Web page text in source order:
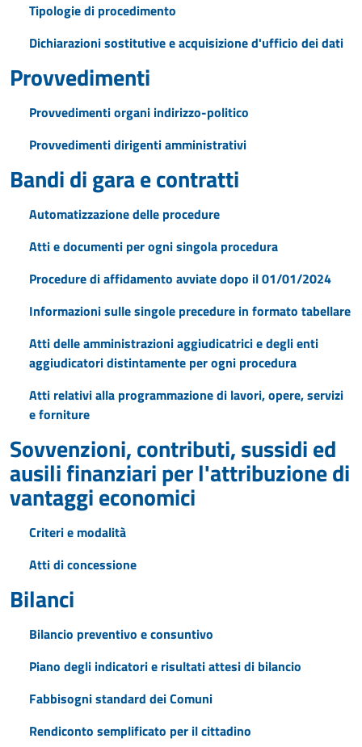
Tipologie di procedimento
Dichiarazioni sostitutive e acquisizione d'ufficio dei dati
Provvedimenti
Provvedimenti organi indirizzo-politico
Provvedimenti dirigenti amministrativi
Bandi di gara e contratti
Automatizzazione delle procedure
Atti e documenti per ogni singola procedura
Procedure di affidamento avviate dopo il 01/01/2024
Informazioni sulle singole precedure in formato tabellare
Atti delle amministrazioni aggiudicatrici e degli enti
aggiudicatori distintamente per ogni procedura
Atti relativi alla programmazione di lavori, opere, servizi
e forniture
Sovvenzioni, contributi, sussidi ed
ausili finanziari per l'attribuzione di
vantaggi economici
Criteri e modalità
Atti di concessione
Bilanci
Bilancio preventivo e consuntivo
Piano degli indicatori e risultati attesi di bilancio
Fabbisogni standard dei Comuni
Rendiconto semplificato per il cittadino